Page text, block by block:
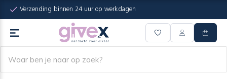
Verzending binnen 24 uur op werkdagen